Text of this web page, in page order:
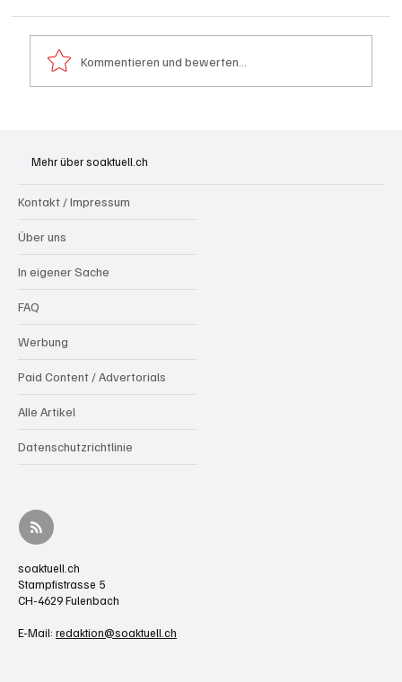
Kommentieren und bewerten...
Mehr über soaktuell.ch
Kontakt / Impressum
Über uns
In eigener Sache
FAQ
Werbung
Paid Content / Advertorials
Alle Artikel
Datenschutzrichtlinie
soaktuell.ch
Stampfistrasse 5
CH-4629 Fulenbach
E-Mail: redaktion@soaktuell.ch